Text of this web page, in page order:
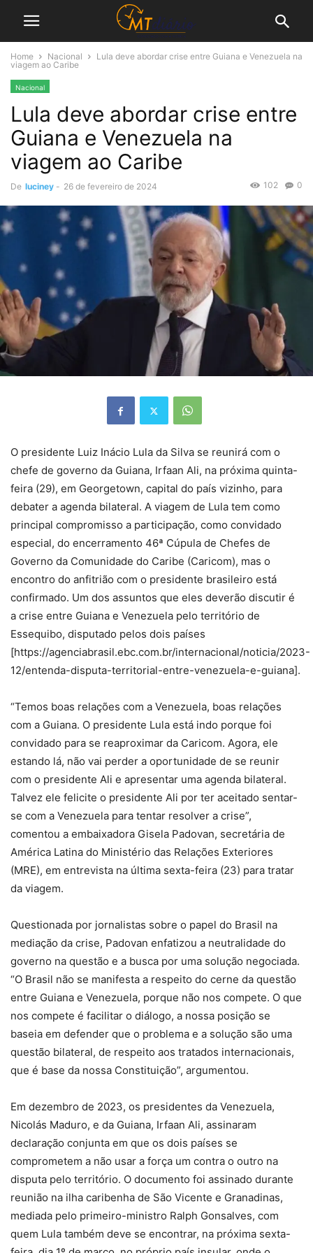
Home Nacional
Lula deve abordar crise entre Guiana e Venezuela na
viagem ao Caribe
Nacional
Lula deve abordar crise entre
Guiana e Venezuela na
viagem ao Caribe
De luciney - 26 de fevereiro de 2024 0
102
O presidente Luiz Inácio Lula da Silva se reunirá com o
chefe de governo da Guiana, Irfaan Ali, na próxima quinta-
feira (29), em Georgetown, capital do país vizinho, para
debater a agenda bilateral. A viagem de Lula tem como
principal compromisso a participação, como convidado
especial, do encerramento 46ª Cúpula de Chefes de
Governo da Comunidade do Caribe (Caricom), mas o
encontro do anfitrião com o presidente brasileiro está
confirmado. Um dos assuntos que eles deverão discutir é
a crise entre Guiana e Venezuela pelo território de
Essequibo, disputado pelos dois países
[https://agenciabrasil.ebc.com.br/internacional/noticia/2023-
12/entenda-disputa-territorial-entre-venezuela-e-guiana].
“Temos boas relações com a Venezuela, boas relações
com a Guiana. O presidente Lula está indo porque foi
convidado para se reaproximar da Caricom. Agora, ele
estando lá, não vai perder a oportunidade de se reunir
com o presidente Ali e apresentar uma agenda bilateral.
Talvez ele felicite o presidente Ali por ter aceitado sentar-
se com a Venezuela para tentar resolver a crise”,
comentou a embaixadora Gisela Padovan, secretária de
América Latina do Ministério das Relações Exteriores
(MRE), em entrevista na última sexta-feira (23) para tratar
da viagem.
Questionada por jornalistas sobre o papel do Brasil na
mediação da crise, Padovan enfatizou a neutralidade do
governo na questão e a busca por uma solução negociada.
“O Brasil não se manifesta a respeito do cerne da questão
entre Guiana e Venezuela, porque não nos compete. O que
nos compete é facilitar o diálogo, a nossa posição se
baseia em defender que o problema e a solução são uma
questão bilateral, de respeito aos tratados internacionais,
que é base da nossa Constituição”, argumentou.
Em dezembro de 2023, os presidentes da Venezuela,
Nicolás Maduro, e da Guiana, Irfaan Ali, assinaram
declaração conjunta em que os dois países se
comprometem a não usar a força um contra o outro na
disputa pelo território. O documento foi assinado durante
reunião na ilha caribenha de São Vicente e Granadinas,
mediada pelo primeiro-ministro Ralph Gonsalves, com
quem Lula também deve se encontrar, na próxima sexta-